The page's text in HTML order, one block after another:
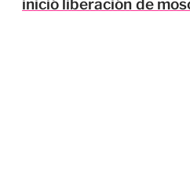
inició liberación de